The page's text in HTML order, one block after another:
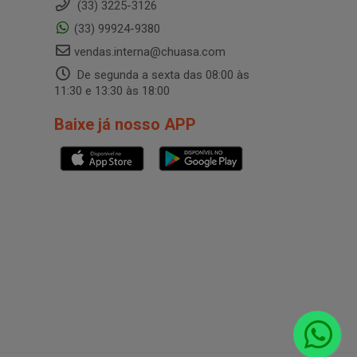
(33) 3225-3126
(33) 99924-9380
vendas.interna@chuasa.com
De segunda a sexta das 08:00 às
11:30 e 13:30 às 18:00
Baixe já nosso APP